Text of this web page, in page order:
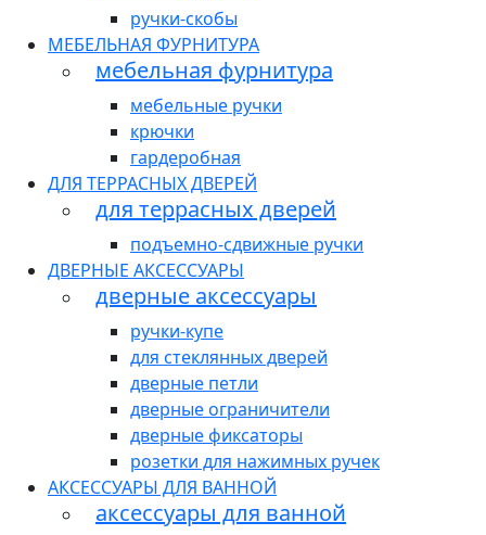
ручки-скобы
МЕБЕЛЬНАЯ ФУРНИТУРА
мебельная фурнитура
мебельные ручки
крючки
гардеробная
ДЛЯ ТЕРРАСНЫХ ДВЕРЕЙ
для террасных дверей
подъемно-сдвижные ручки
ДВЕРНЫЕ АКСЕССУАРЫ
дверные аксессуары
ручки-купе
для стеклянных дверей
дверные петли
дверные ограничители
дверные фиксаторы
розетки для нажимных ручек
АКСЕССУАРЫ ДЛЯ ВАННОЙ
аксессуары для ванной